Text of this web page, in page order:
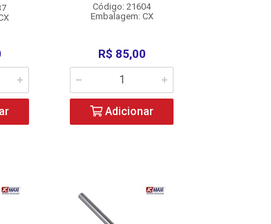
Código: 21604
Embalagem: CX
R$ 85,00
Adicionar